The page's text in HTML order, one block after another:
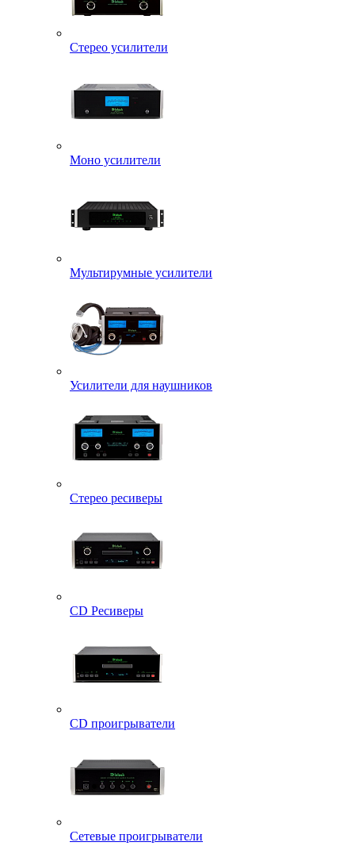
Стерео усилители
Моно усилители
Мультирумные усилители
Усилители для наушников
Стерео ресиверы
CD Ресиверы
CD проигрыватели
Сетевые проигрыватели